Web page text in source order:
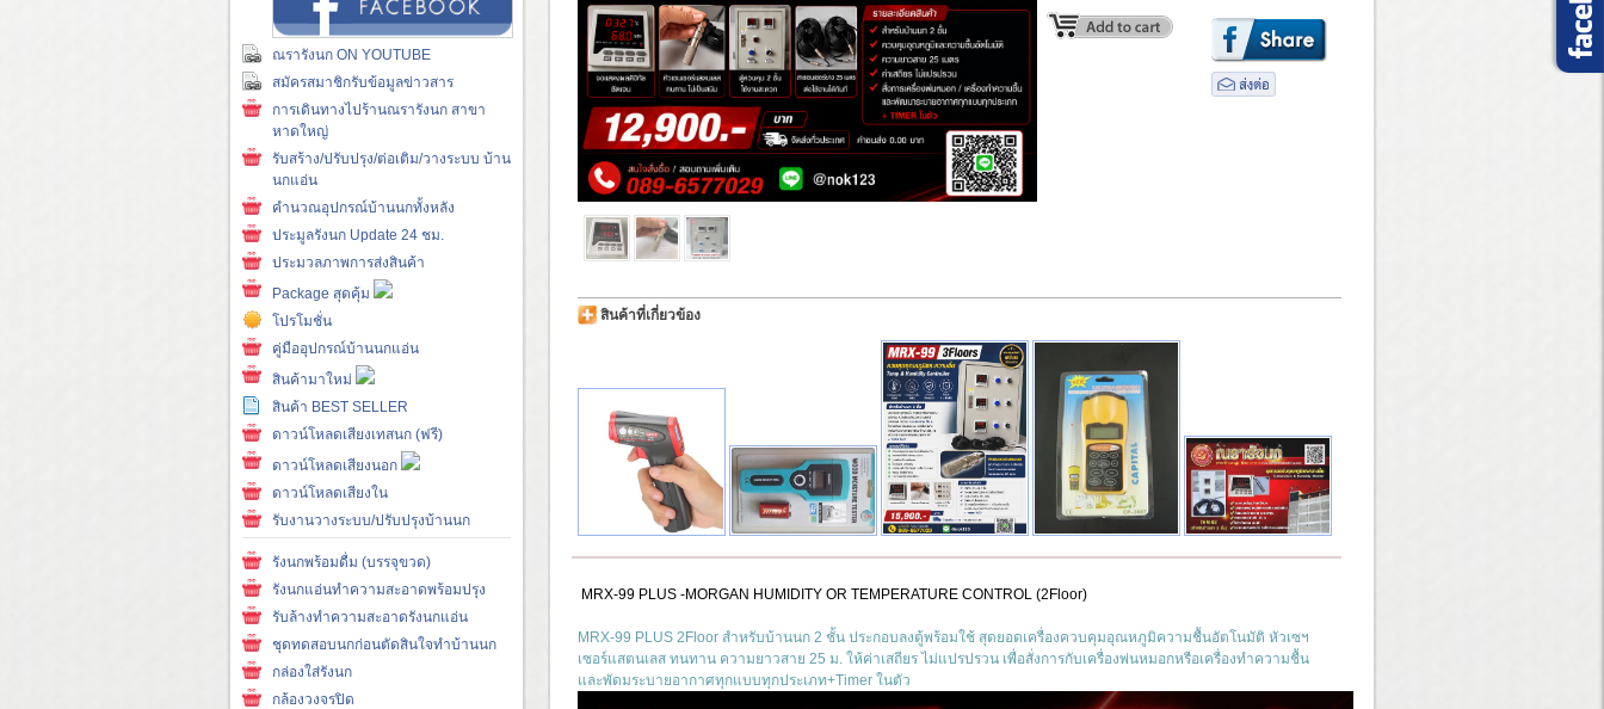
ณรารังนก ON YOUTUBE
สมัครสมาชิกรับข้อมูลข่าวสาร
การเดินทางไปร้านณรารังนก สาขา
หาดใหญ่
รับสร้าง/ปรับปรุง/ต่อเติม/วางระบบ บ้าน
นกแอ่น
คำนวณอุปกรณ์บ้านนกทั้งหลัง
ประมูลรังนก Update 24 ชม.
ประมวลภาพการส่งสินค้า
Package สุดคุ้ม
โปรโมชั่น
คู่มืออุปกรณ์บ้านนกแอ่น
สินค้ามาใหม่
สินค้า BEST SELLER
ดาวน์โหลดเสียงเทสนก (ฟรี)
ดาวน์โหลดเสียงนอก
ดาวน์โหลดเสียงใน
รับงานวางระบบ/ปรับปรุงบ้านนก
รังนกพร้อมดื่ม (บรรจุขวด)
รังนกแอ่นทำความสะอาดพร้อมปรุง
รับล้างทำความสะอาดรังนกแอ่น
ชุดทดสอบนกก่อนตัดสินใจทำบ้านนก
กล่องใส่รังนก
กล้องวงจรปิด
สินค้าที่เกี่ยวข้อง
MRX-99 PLUS -MORGAN HUMIDITY OR TEMPERATURE CONTROL (2Floor)
MRX-99 PLUS 2Floor สำหรับบ้านนก 2 ชั้น ประกอบลงตู้พร้อมใช้ สุดยอดเครื่องควบคุมอุณหภูมิความชื้นอัตโนมัติ หัวเซฯ
เซอร์แสตนเลส ทนทาน ความยาวสาย 25 ม. ให้ค่าเสถียร ไม่แปรปรวน เพื่อสั่งการกับเครื่องพ่นหมอกหรือเครื่องทำความชื้น
และพัดมระบายอากาศทุกแบบทุกประเภท+Timer ในตัว